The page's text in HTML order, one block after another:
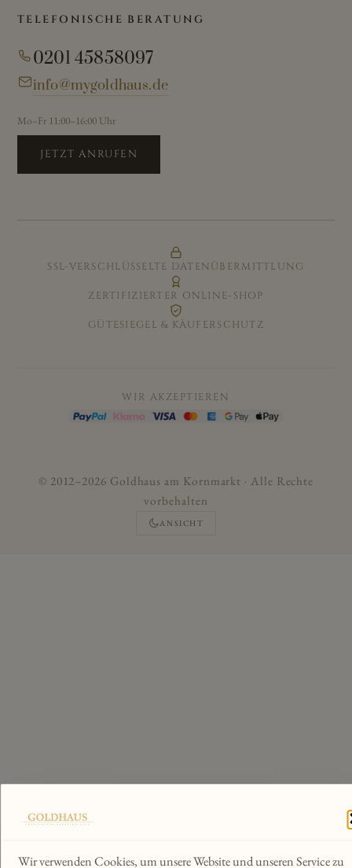
Wir verwenden Cookies, um unsere Website und unseren Service zu
TELEFONISCHE BERATUNG
0201 45858097
info@mygoldhaus.de
Mo–Fr 11:00–16:00 Uhr
JETZT ANRUFEN
SSL-VERSCHLÜSSELTE DATENÜBERMITTLUNG
ZERTIFIZIERTER ONLINE-SHOP
GÜTESIEGEL & KÄUFERSCHUTZ
WIR AKZEPTIEREN
© 2012–2026 Goldhaus am Kornmarkt · Alle Rechte
vorbehalten
ANSICHT